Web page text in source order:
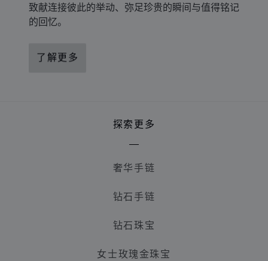
致献连接彼此的举动、弥足珍贵的瞬间与值得铭记
的回忆。
了解更多
探索更多
奢华手链
钻石手链
钻石珠宝
女士玫瑰金珠宝